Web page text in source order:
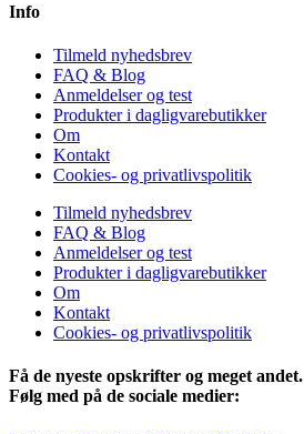
Info
Tilmeld nyhedsbrev
FAQ & Blog
Anmeldelser og test
Produkter i dagligvarebutikker
Om
Kontakt
Cookies- og privatlivspolitik
Tilmeld nyhedsbrev
FAQ & Blog
Anmeldelser og test
Produkter i dagligvarebutikker
Om
Kontakt
Cookies- og privatlivspolitik
Få de nyeste opskrifter og meget andet.
Følg med på de sociale medier: